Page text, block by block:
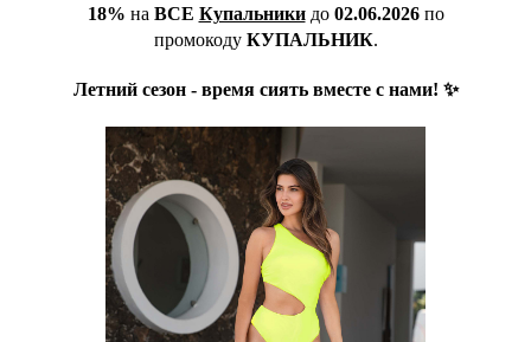
18% на ВСЕ Купальникидо 02.06.2026по
промокоду КУПАЛЬНИК.
Летний сезон - время сиять вместе с нами! ✨